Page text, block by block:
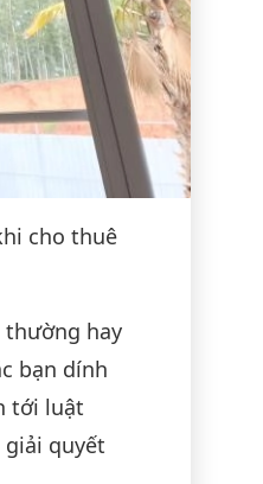
cho thuê
thường hay
bạn dính
tới luật
giải quyết